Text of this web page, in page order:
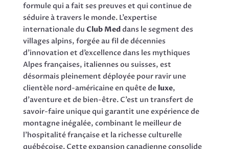
formule qui a fait ses preuves et qui continue de
séduire à travers le monde. L’expertise
internationale du Club Meddans le segment des
villages alpins, forgée au fil de décennies
d’innovation et d’excellence dans les mythiques
Alpes françaises, italiennes ou suisses, est
désormais pleinement déployée pour ravir une
clientèle nord-américaine en quête de luxe,
d’aventure et de bien-être. C’est un transfert de
savoir-faire unique qui garantit une expérience de
montagne inégalée, combinant le meilleur de
l’hospitalité française et la richesse culturelle
québécoise. Cette expansion canadienne consolide